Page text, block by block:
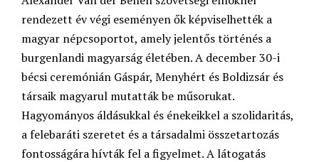
rendezett év végi eseményen ők képviselhették a
magyar népcsoportot, amely jelentős történés a
burgenlandi magyarság életében. A december 30-i
bécsi ceremónián Gáspár, Menyhért és Boldizsár és
társaik magyarul mutatták be műsorukat.
Hagyományos áldásukkal és énekeikkel a szolidaritás,
a felebaráti szeretet és a társadalmi összetartozás
fontosságára hívták fel a figyelmet. A látogatás